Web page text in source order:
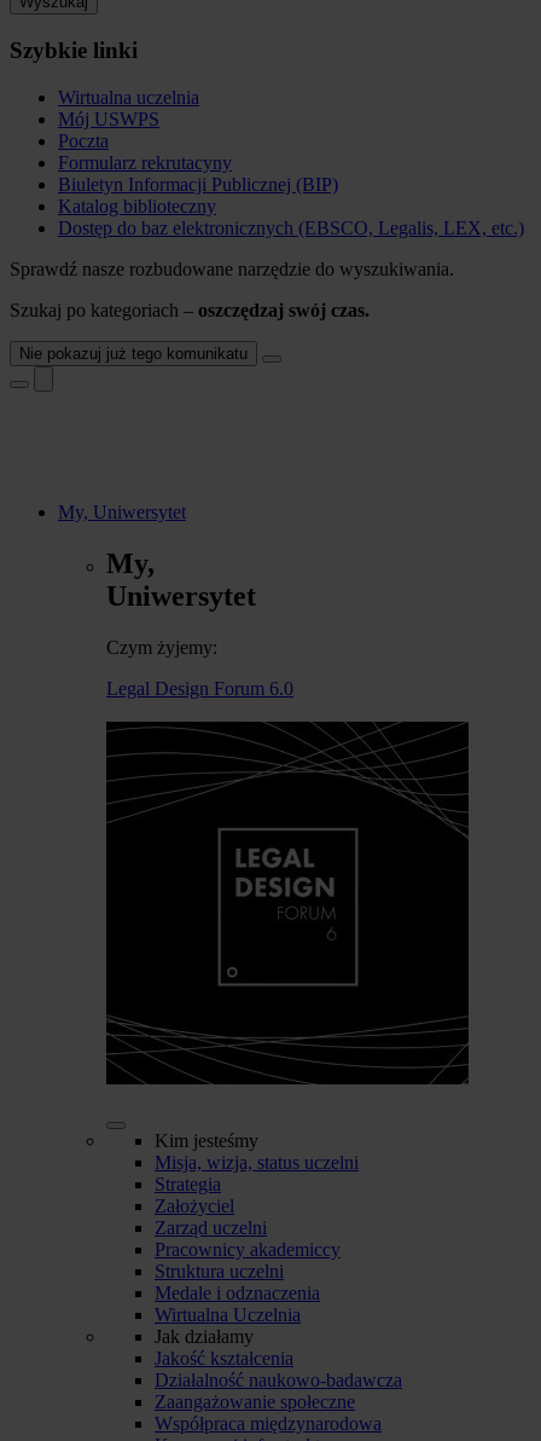
Szybkie linki
Wirtualna uczelnia
Mój USWPS
Poczta
Formularz rekrutacyny
Biuletyn Informacji Publicznej (BIP)
Katalog biblioteczny
Dostęp do baz elektronicznych (EBSCO, Legalis, LEX, etc.)
Sprawdź nasze rozbudowane narzędzie do wyszukiwania.
Szukaj po kategoriach – oszczędzaj swój czas.
Nie pokazuj już tego komunikatu
My, Uniwersytet
My,
Uniwersytet
Czym żyjemy:
Legal Design Forum 6.0
Kim jesteśmy
Misja, wizja, status uczelni
Strategia
Założyciel
Zarząd uczelni
Pracownicy akademiccy
Struktura uczelni
Medale i odznaczenia
Wirtualna Uczelnia
Jak działamy
Jakość kształcenia
Działalność naukowo-badawcza
Zaangażowanie społeczne
Współpraca międzynarodowa